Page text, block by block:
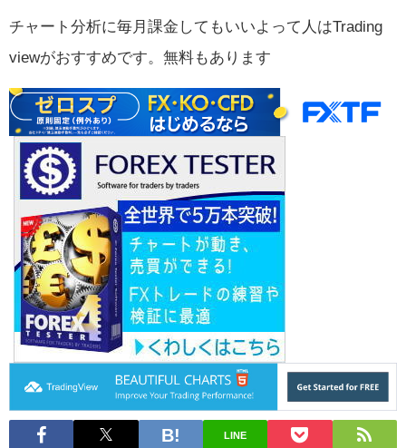
チャート分析に毎月課金してもいいよって人はTrading
viewがおすすめです。無料もあります
LINE